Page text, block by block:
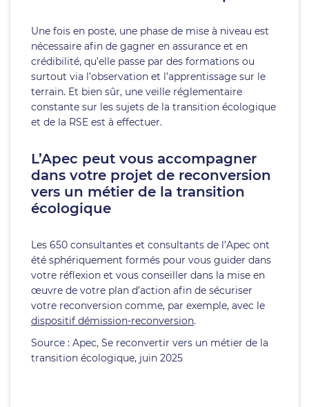
Une fois en poste, une phase de mise à niveau est
nécessaire afin de gagner en assurance et en
crédibilité, qu’elle passe par des formations ou
surtout via l’observation et l’apprentissage sur le
terrain. Et bien sûr, une veille réglementaire
constante sur les sujets de la transition écologique
et de la RSE est à effectuer.
L’Apec peut vous accompagner
dans votre projet de reconversion
vers un métier de la transition
écologique
Les 650 consultantes et consultants de l’Apec ont
été sphériquement formés pour vous guider dans
votre réflexion et vous conseiller dans la mise en
œuvre de votre plan d’action afin de sécuriser
votre reconversion comme, par exemple, avec le
dispositif démission-reconversion.
Source : Apec, Se reconvertir vers un métier de la
transition écologique, juin 2025